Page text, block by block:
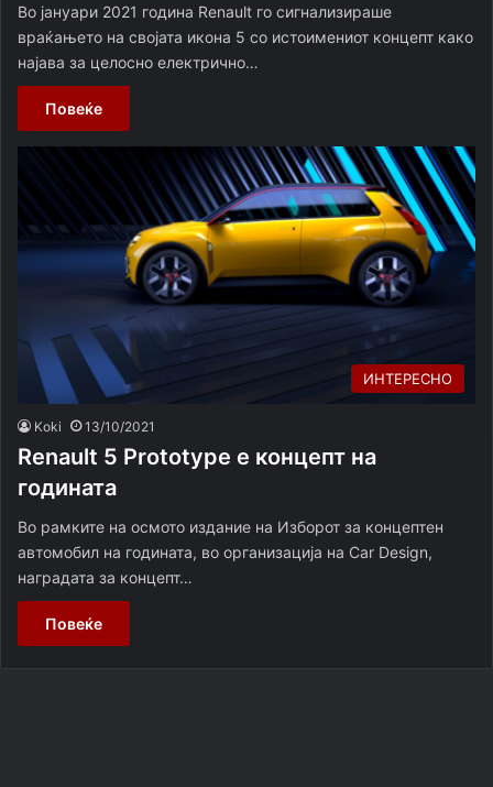
Во јануари 2021 година Renault го сигнализираше
враќањето на својата икона 5 со истоимениот концепт како
најава за целосно електрично…
Повеќе
ИНТЕРЕСНО
Koki 13/10/2021
Renault 5 Prototype е концепт на
годината
Во рамките на осмото издание на Изборот за концептен
автомобил на годината, во организација на Car Design,
наградата за концепт…
Повеќе